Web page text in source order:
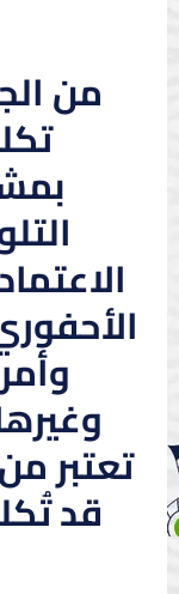
من
تعتبر
قد